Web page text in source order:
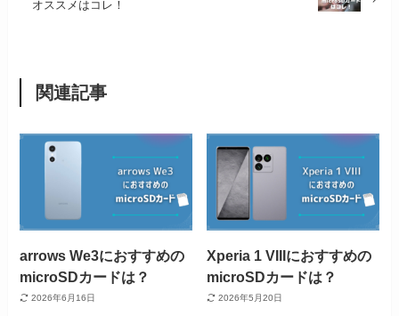
オススメはコレ！
関連記事
arrows We3におすすめの
microSDカードは？
2026年6月16日
Xperia 1 VIIIにおすすめの
microSDカードは？
2026年5月20日